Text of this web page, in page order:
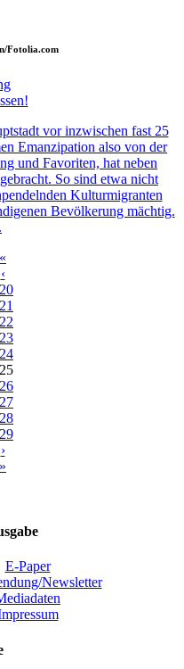
Fotolia.com
vor inzwischen fast 25
Emanzipation also von der
und Favoriten, hat neben
So sind etwa nicht
Kulturmigranten
Bevölkerung mächtig.
«
‹
›
»
E-Paper
Newsletter